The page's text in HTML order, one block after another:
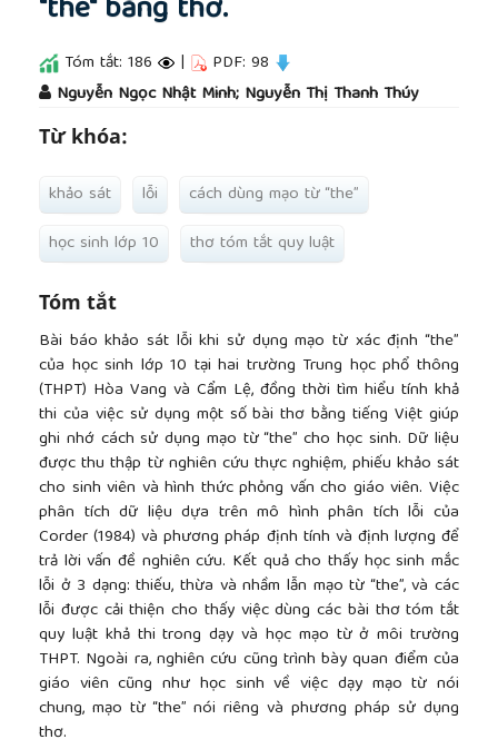
"the" bằng thơ.
Tóm tắt: 186 | PDF: 98
Nguyễn Ngọc Nhật Minh; Nguyễn Thị Thanh Thúy
Từ khóa:
khảo sát lỗi
cách dùng mạo từ “the”
học sinh lớp 10
thơ tóm tắt quy luật
Tóm tắt
Bài báo khảo sát lỗi khi sử dụng mạo từ xác định “the”
của học sinh lớp 10 tại hai trường Trung học phổ thông
(THPT) Hòa Vang và Cẩm Lệ, đồng thời tìm hiểu tính khả
thi của việc sử dụng một số bài thơ bằng tiếng Việt giúp
ghi nhớ cách sử dụng mạo từ “the” cho học sinh. Dữ liệu
được thu thập từ nghiên cứu thực nghiệm, phiếu khảo sát
cho sinh viên và hình thức phỏng vấn cho giáo viên. Việc
phân tích dữ liệu dựa trên mô hình phân tích lỗi của
Corder (1984) và phương pháp định tính và định lượng để
trả lời vấn đề nghiên cứu. Kết quả cho thấy học sinh mắc
lỗi ở 3 dạng: thiếu, thừa và nhầm lẫn mạo từ “the”, và các
lỗi được cải thiện cho thấy việc dùng các bài thơ tóm tắt
quy luật khả thi trong dạy và học mạo từ ở môi trường
THPT. Ngoài ra, nghiên cứu cũng trình bày quan điểm của
giáo viên cũng như học sinh về việc dạy mạo từ nói
chung, mạo từ “the” nói riêng và phương pháp sử dụng
thơ.